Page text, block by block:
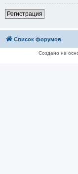
Регистрация
Список форумов
Создано на